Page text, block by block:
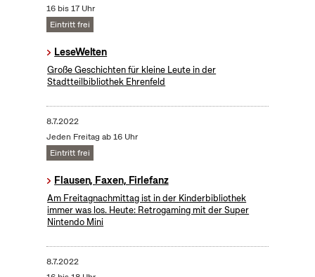
16 bis 17 Uhr
Eintritt frei
LeseWelten
Große Geschichten für kleine Leute in der
Stadtteilbibliothek Ehrenfeld
8.7.2022
Jeden Freitag ab 16 Uhr
Eintritt frei
Flausen, Faxen, Firlefanz
Am Freitagnachmittag ist in der Kinderbibliothek
immer was los. Heute: Retrogaming mit der Super
Nintendo Mini
8.7.2022